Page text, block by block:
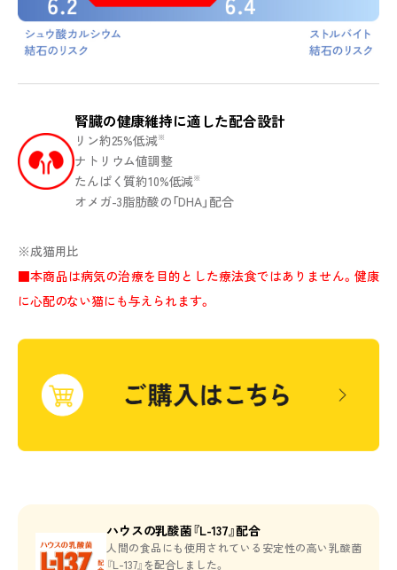
商品ラインアップ
特長
腎臓の健康維持に適した配合設計
リン約25%低減※
ナトリウム値調整
たんぱく質約10%低減※
オメガ-3脂肪酸の「DHA」配合
※成猫用比
■本商品は病気の治療を目的とした療法食ではありません。健康
に心配のない猫にも与えられます。
ハウスの乳酸菌『L-137』配合
人間の食品にも使用されている安定性の高い乳酸菌
『L-137』を配合しました。